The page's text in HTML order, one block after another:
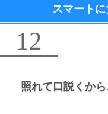
スマートに
12
照れて口説くから